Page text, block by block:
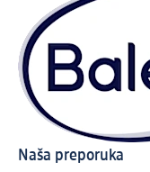
Naša preporuka